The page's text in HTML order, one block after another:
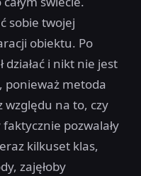
sobie twojej
obiektu. Po
i nikt nie jest
ponieważ metoda
względu na to, czy
pozwalały
kilkuset klas,
zajęłoby